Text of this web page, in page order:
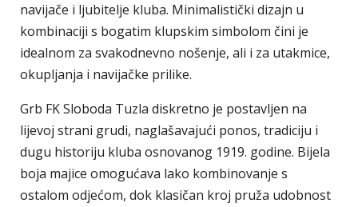
navijače i ljubitelje kluba. Minimalistički dizajn u
kombinaciji s bogatim klupskim simbolom čini je
idealnom za svakodnevno nošenje, ali i za utakmice,
okupljanja i navijačke prilike.
Grb FK Sloboda Tuzla diskretno je postavljen na
lijevoj strani grudi, naglašavajući ponos, tradiciju i
dugu historiju kluba osnovanog 1919. godine. Bijela
boja majice omogućava lako kombinovanje s
ostalom odjećom, dok klasičan kroj pruža udobnost